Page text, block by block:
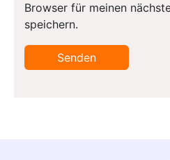
Browser für meinen
speichern.